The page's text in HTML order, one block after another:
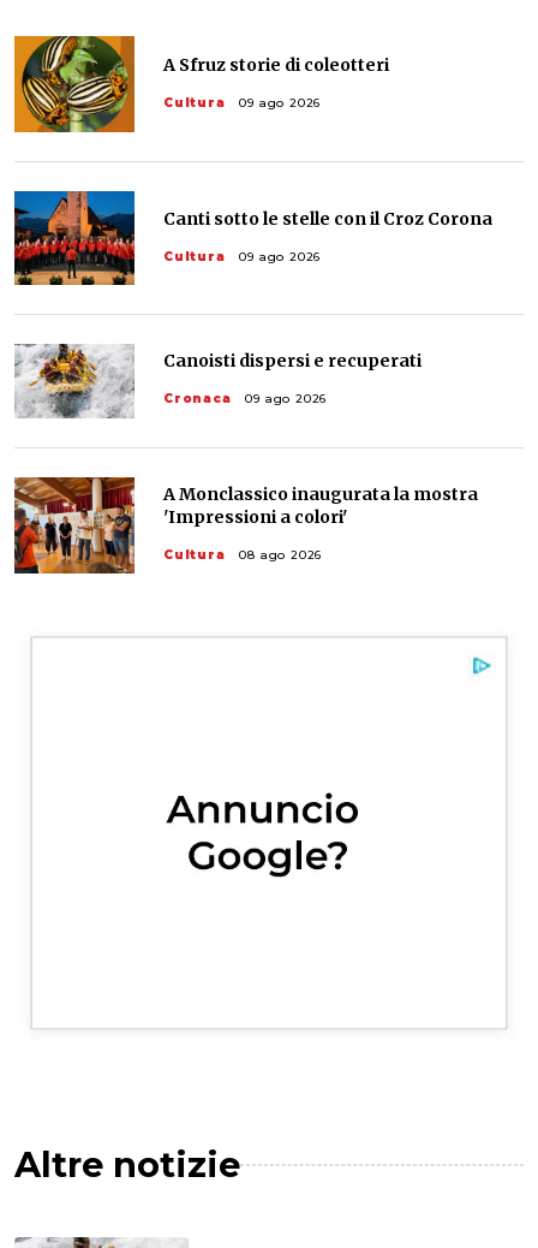
A Sfruz storie di coleotteri
Cultura 09 ago 2026
Canti sotto le stelle con il Croz Corona
Cultura 09 ago 2026
Canoisti dispersi e recuperati
Cronaca 09 ago 2026
A Monclassico inaugurata la mostra
'Impressioni a colori'
Cultura 08 ago 2026
Altre notizie